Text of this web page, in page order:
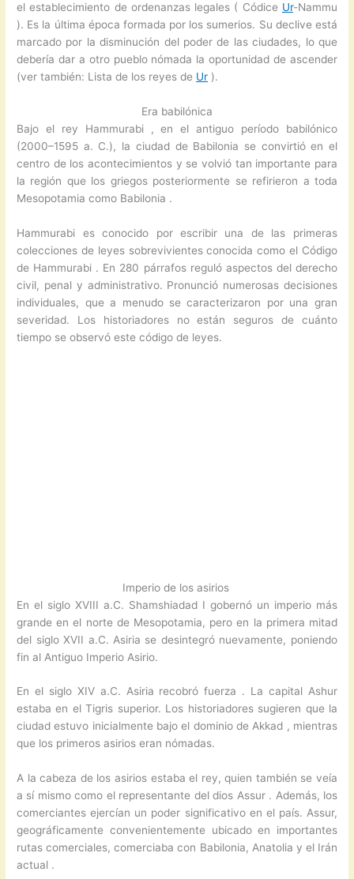
el establecimiento de ordenanzas legales ( Códice Ur-Nammu
). Es la última época formada por los sumerios. Su declive está
marcado por la disminución del poder de las ciudades, lo que
debería dar a otro pueblo nómada la oportunidad de ascender
(ver también: Lista de los reyes de Ur ).
Era babilónica
Bajo el rey Hammurabi , en el antiguo período babilónico
(2000–1595 a. C.), la ciudad de Babilonia se convirtió en el
centro de los acontecimientos y se volvió tan importante para
la región que los griegos posteriormente se refirieron a toda
Mesopotamia como Babilonia .
Hammurabi es conocido por escribir una de las primeras
colecciones de leyes sobrevivientes conocida como el Código
de Hammurabi . En 280 párrafos reguló aspectos del derecho
civil, penal y administrativo. Pronunció numerosas decisiones
individuales, que a menudo se caracterizaron por una gran
severidad. Los historiadores no están seguros de cuánto
tiempo se observó este código de leyes.
Imperio de los asirios
En el siglo XVIII a.C. Shamshiadad I gobernó un imperio más
grande en el norte de Mesopotamia, pero en la primera mitad
del siglo XVII a.C. Asiria se desintegró nuevamente, poniendo
fin al Antiguo Imperio Asirio.
En el siglo XIV a.C. Asiria recobró fuerza . La capital Ashur
estaba en el Tigris superior. Los historiadores sugieren que la
ciudad estuvo inicialmente bajo el dominio de Akkad , mientras
que los primeros asirios eran nómadas.
A la cabeza de los asirios estaba el rey, quien también se veía
a sí mismo como el representante del dios Assur . Además, los
comerciantes ejercían un poder significativo en el país. Assur,
geográficamente convenientemente ubicado en importantes
rutas comerciales, comerciaba con Babilonia, Anatolia y el Irán
actual .